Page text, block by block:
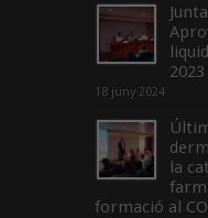
2023
18 juny 2024
la
formació al